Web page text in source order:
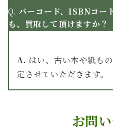
Q.バーコード、ISBNコー
も、買取して頂けますか？
A. はい、古い本や紙も
定させていただきます。
お問